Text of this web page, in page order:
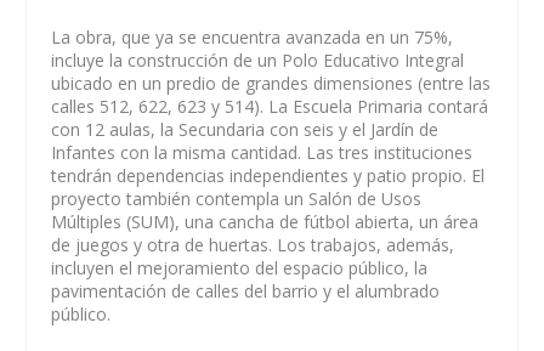
La obra, que ya se encuentra avanzada en un 75%,
incluye la construcción de un Polo Educativo Integral
ubicado en un predio de grandes dimensiones (entre las
calles 512, 622, 623 y 514). La Escuela Primaria contará
con 12 aulas, la Secundaria con seis y el Jardín de
Infantes con la misma cantidad. Las tres instituciones
tendrán dependencias independientes y patio propio. El
proyecto también contempla un Salón de Usos
Múltiples (SUM), una cancha de fútbol abierta, un área
de juegos y otra de huertas. Los trabajos, además,
incluyen el mejoramiento del espacio público, la
pavimentación de calles del barrio y el alumbrado
público.